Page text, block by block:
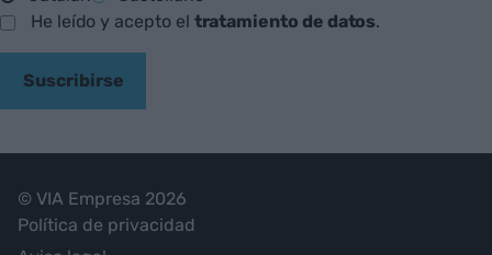
He leído y acepto el tratamiento de datos.
Suscribirse
© VIA Empresa 2026
Política de privacidad